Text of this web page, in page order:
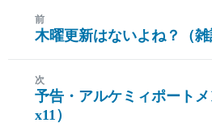
前
前
投
稿:
木曜更新はないよね？（
次
次
の
予告・アルケミィポート
x11）